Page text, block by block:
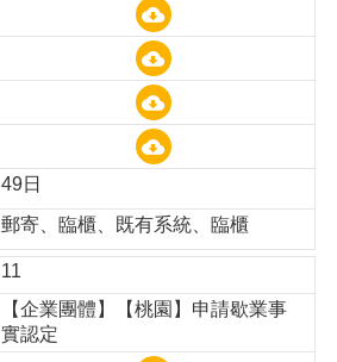
49日
郵寄、臨櫃、既有系統、臨櫃
11
【企業團體】【桃園】申請歇業事
實認定